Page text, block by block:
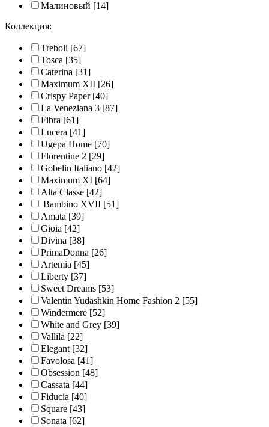
Малиновый [14]
Коллекция:
Treboli [67]
Tosca [35]
Caterina [31]
Maximum XII [26]
Crispy Paper [40]
La Veneziana 3 [87]
Fibra [61]
Lucera [41]
Ugepa Home [70]
Florentine 2 [29]
Gobelin Italiano [42]
Maximum XI [64]
Alta Classe [42]
Bambino XVII [51]
Amata [39]
Gioia [42]
Divina [38]
PrimaDonna [26]
Artemia [45]
Liberty [37]
Sweet Dreams [53]
Valentin Yudashkin Home Fashion 2 [55]
Windermere [52]
White and Grey [39]
Vallila [22]
Elegant [32]
Favolosa [41]
Obsession [48]
Cassata [44]
Fiducia [40]
Square [43]
Sonata [62]